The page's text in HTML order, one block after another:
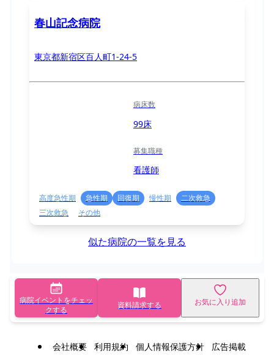
春山記念病院
東京都新宿区百人町1-24-5
病床数
99床
募集職種
看護師
高度急性期 急性期 回復期 慢性期
二次救急
三次救急
その他
似た病院の一覧を見る
病院イベントをチェッ
クする
資料請求する お気に入り追加
会社概要 利用規約 個人情報保護方針
広告掲載